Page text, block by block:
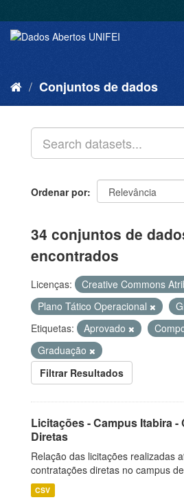
Conjuntos de dados
Ordenar por
34 conjuntos de
encontrados
Licenças: Creative Commons
Plano Tático Operacional
Etiquetas:
Aprovado
Graduação
Filtrar Resultados
Licitações - Campus Itabira -
Diretas
Relação das licitações realizadas
contratações diretas no campus
CSV